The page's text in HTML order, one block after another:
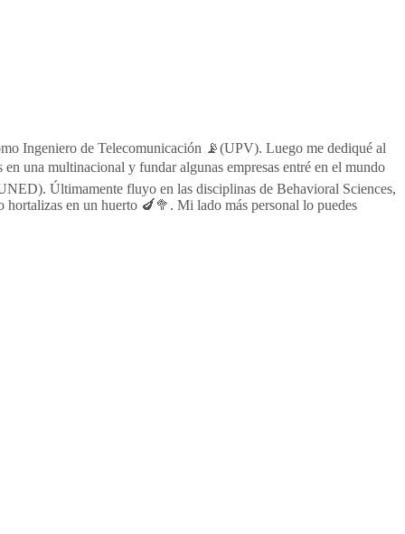
Ingeniero de Telecomunicación 📡(UPV). Luego me dediqué al
una multinacional y fundar algunas empresas entré en el mundo
Últimamente fluyo en las disciplinas de Behavioral Sciences,
en un huerto 🍆🥦. Mi lado más personal lo puedes